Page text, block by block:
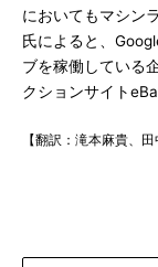
においてもマシン
氏によると、
ブを稼働している
クションサイト
【翻訳：滝本麻貴、